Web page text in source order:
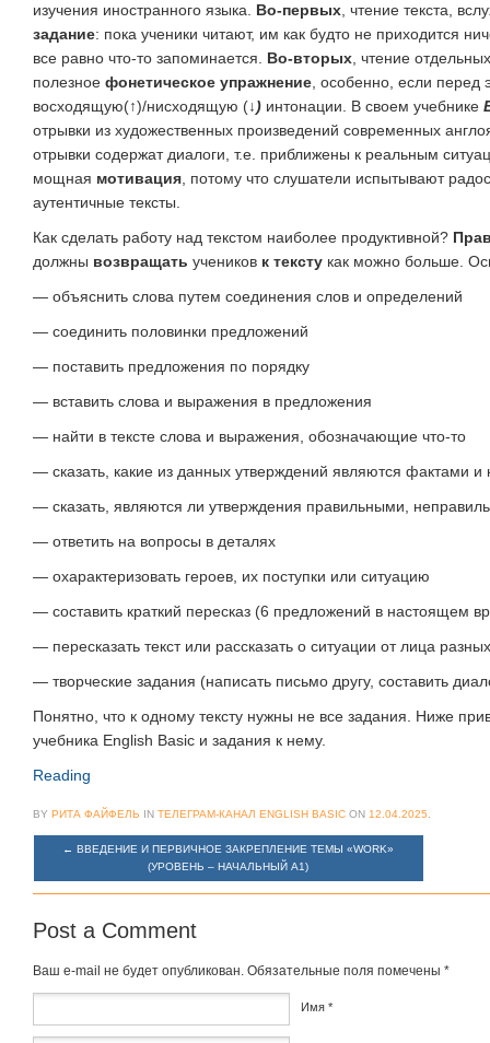
изучения иностранного языка. Во-первых , чтение текста,
задание: пока ученики читают, им как будто не приходится
все равно что-то запоминается. Во-вторых , чтение
полезное фонетическое упражнение , особенно, если перед
восходящую(↑)/нисходящую (↓) интонации. В своем учебнике
отрывки из художественных произведений современных
отрывки содержат диалоги, т.е. приближены к реальным
мощная мотивация , потому что слушатели испытывают
аутентичные тексты.
Как сделать работу над текстом наиболее продуктивной?
должны возвращать учеников к тексту как можно больше.
— объяснить слова путем соединения слов и определений
— соединить половинки предложений
— поставить предложения по порядку
— вставить слова и выражения в предложения
— найти в тексте слова и выражения, обозначающие что-то
— сказать, какие из данных утверждений являются фактами и
— сказать, являются ли утверждения правильными,
— ответить на вопросы в деталях
— охарактеризовать героев, их поступки или ситуацию
— составить краткий пересказ (6 предложений в настоящем
— пересказать текст или рассказать о ситуации от лица
— творческие задания (написать письмо другу, составить
Понятно, что к одному тексту нужны не все задания. Ниже
учебника English Basic и задания к нему.
Reading
BY РИТА ФАЙФЕЛЬ IN ТЕЛЕГРАМ-КАНАЛ ENGLISH BASIC ON 12.04.2025
← ВВЕДЕНИЕ И ПЕРВИЧНОЕ ЗАКРЕПЛЕНИЕ ТЕМЫ «WORK»
(УРОВЕНЬ – НАЧАЛЬНЫЙ А1)
Post a Comment
Ваш e-mail не будет опубликован. Обязательные поля помечены *
Имя *